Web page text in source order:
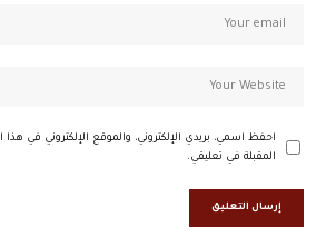
احفظ اسمي، بريدي الإلكتروني، والموقع الإلكتروني في
المقبلة في تعليقي.